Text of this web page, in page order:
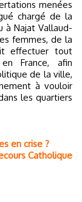
menées
chargé de la
à Najat Vallaud-
femmes, de la
effectuer tout
France, afin
de la ville,
à vouloir
les quartiers
en crise ?
Catholique